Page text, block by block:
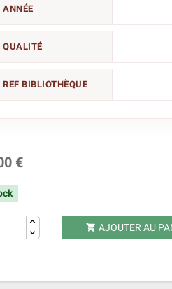
ANNÉE
QUALITÉ
REF BIBLIOTHÈQUE
€
 AJOUTER AU